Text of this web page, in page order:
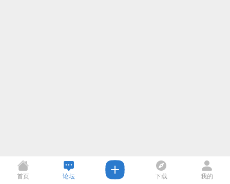
首页 论坛 下载 我的